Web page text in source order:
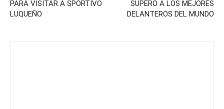
PARA VISITAR A SPORTIVO
LUQUEÑO
SUPERÓ A LOS MEJORES
DELANTEROS DEL MUNDO